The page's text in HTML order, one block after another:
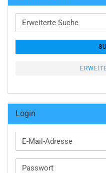
Erweiterte
Suche
Login
E-
Mail-
Passwort